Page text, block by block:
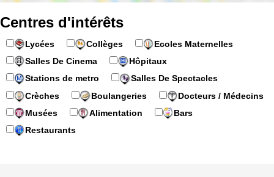
Centres d'intérêts
Lycées Collèges
Ecoles Maternelles
Salles De Cinema
Hôpitaux
Stations de metro
Salles De Spectacles
Crèches
Boulangeries
Docteurs / Médecins
Musées
Alimentation
Bars
Restaurants